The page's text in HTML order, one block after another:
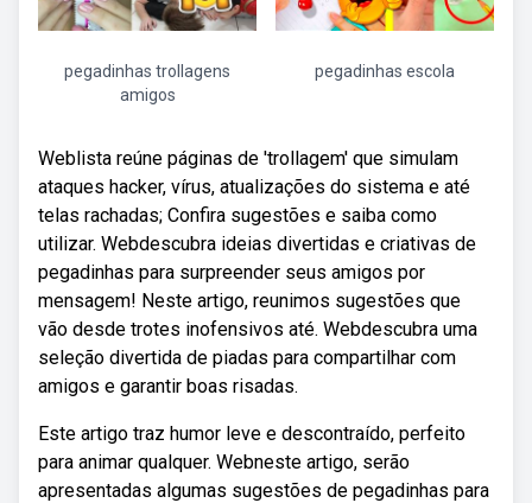
pegadinhas trollagens
amigos
pegadinhas escola
Weblista reúne páginas de 'trollagem' que simulam
ataques hacker, vírus, atualizações do sistema e até
telas rachadas; Confira sugestões e saiba como
utilizar. Webdescubra ideias divertidas e criativas de
pegadinhas para surpreender seus amigos por
mensagem! Neste artigo, reunimos sugestões que
vão desde trotes inofensivos até. Webdescubra uma
seleção divertida de piadas para compartilhar com
amigos e garantir boas risadas.
Este artigo traz humor leve e descontraído, perfeito
para animar qualquer. Webneste artigo, serão
apresentadas algumas sugestões de pegadinhas para